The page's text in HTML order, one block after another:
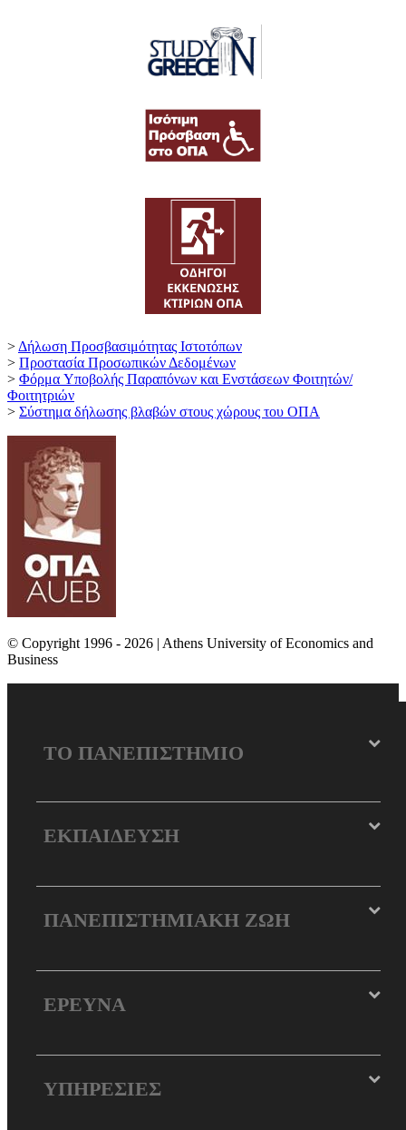
> Δήλωση Προσβασιμότητας Ιστοτόπων
> Προστασία Προσωπικών Δεδομένων
> Φόρμα Yποβολής Παραπόνων και Ενστάσεων Φοιτητών/
Φοιτητριών
> Σύστημα δήλωσης βλαβών στους χώρους του ΟΠΑ
© Copyright 1996 - 2026 | Athens University of Economics and
Business
ΤΟ ΠΑΝΕΠΙΣΤΗΜΙΟ
ΕΚΠΑΙΔΕΥΣΗ
ΠΑΝΕΠΙΣΤΗΜΙΑΚΗ ΖΩΗ
ΕΡΕΥΝΑ
ΥΠΗΡΕΣΙΕΣ